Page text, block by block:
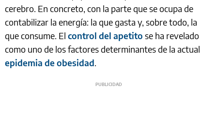
cerebro. En concreto, con la parte que se ocupa de
contabilizar la energía: la que gasta y, sobre todo, la
que consume. El control del apetito se ha revelado
como uno de los factores determinantes de la actual
epidemia de obesidad.